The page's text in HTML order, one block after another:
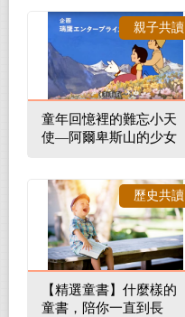
童年回憶裡的難忘小天
使—阿爾卑斯山的少女
親子共讀
【精選童書】什麼樣的
童書，陪你一直到長
歷史共讀